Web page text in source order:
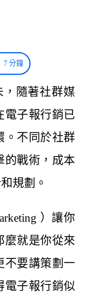
隨著社群媒
電子報行銷已
。不同於社群
的戰術，成本
規劃。
）讓你
麼就是你從來
不要講策劃一
電子報行銷似